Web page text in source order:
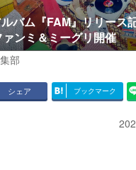
バム『FAM』リリース
ンミ＆ミーグリ開催
部
シェア ブックマーク